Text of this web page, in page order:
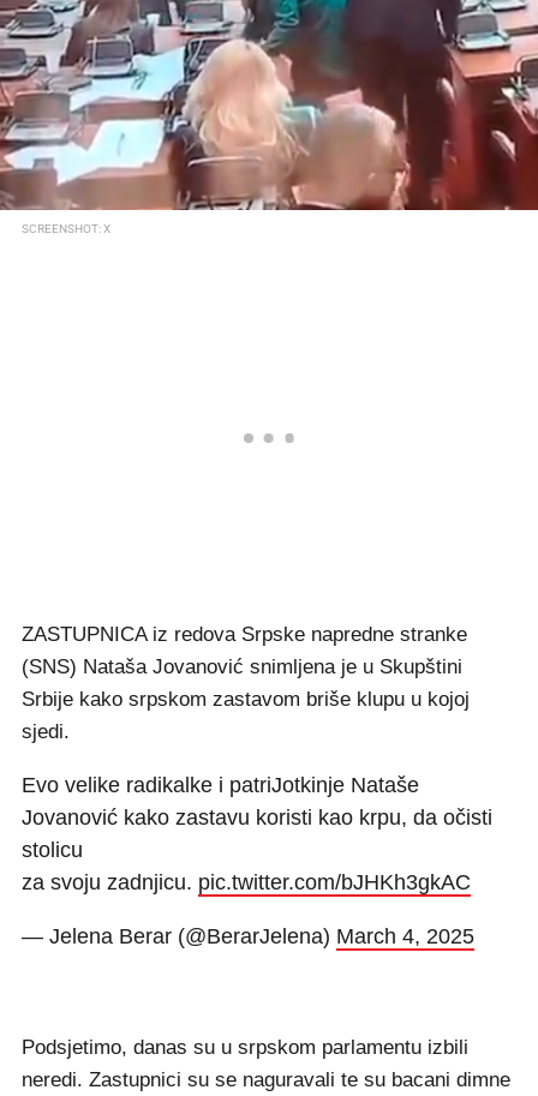
SCREENSHOT: X
ZASTUPNICA iz redova Srpske napredne stranke
(SNS) Nataša Jovanović snimljena je u Skupštini
Srbije kako srpskom zastavom briše klupu u kojoj
sjedi.
Evo velike radikalke i patriJotkinje Nataše
Jovanović kako zastavu koristi kao krpu, da očisti
stolicu
za svoju zadnjicu. pic.twitter.com/bJHKh3gkAC
— Jelena Berar (@BerarJelena) March 4, 2025
Podsjetimo, danas su u srpskom parlamentu izbili
neredi. Zastupnici su se naguravali te su bacani dimne